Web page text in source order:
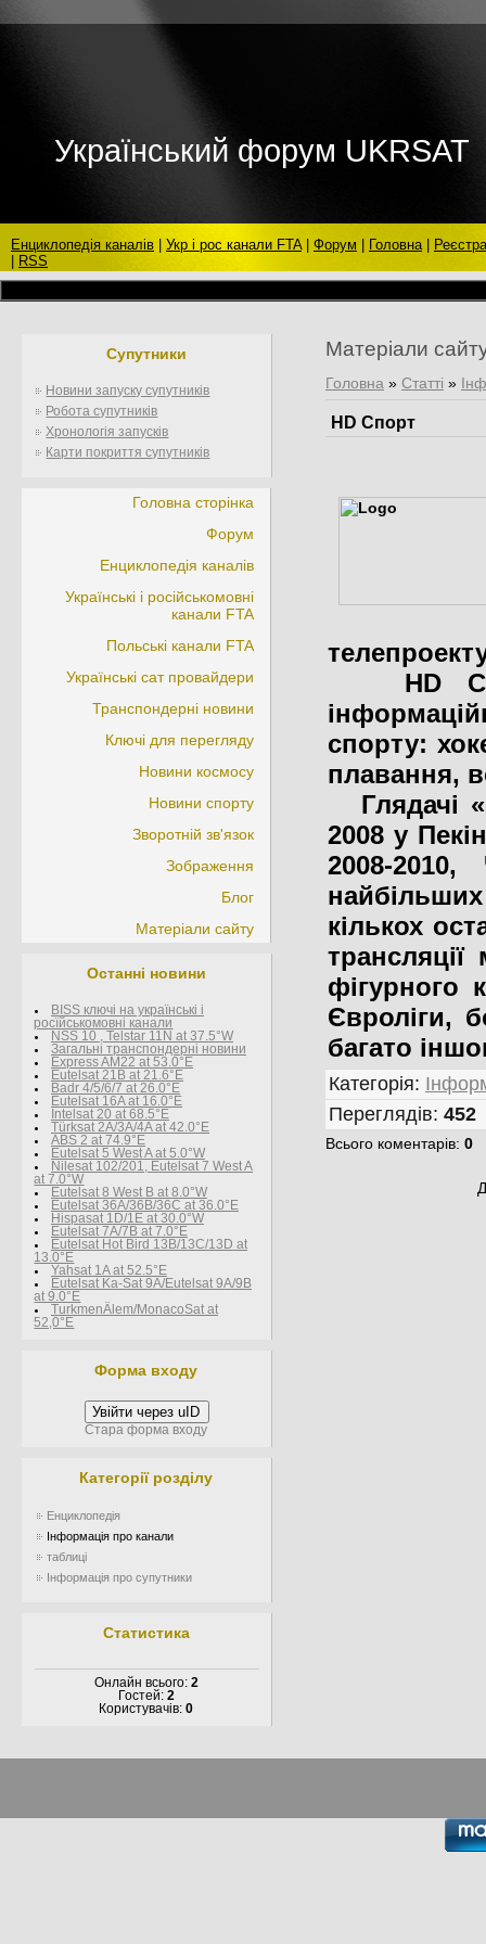
Український форум UKRSAT
Енциклопедія каналів Укр і рос канали FTA| Форум Головна|
RSS
Супутники
Новини запуску супутників
Робота супутників
Хронологія запусків
Карти покриття супутників
Головна сторінка
Форум
Енциклопедія каналів
Українські і російськомовні
канали FTA
Польські канали FTA
Українські сат провайдери
Транспондерні новини
Ключі для перегляду
Новини космосу
Новини спорту
Зворотній зв'язок
Зображення
Блог
Матеріали сайту
Останні новини
BISS ключі на українські і
росїйськомовні канали
NSS 10 , Telstar 11N at 37.5°W
Загальні транспондерні новини
Express AM22 at 53.0°E
Eutelsat 21B at 21.6°E
Badr 4/5/6/7 at 26.0°E
Eutelsat 16A at 16.0°E
Intelsat 20 at 68.5°E
Türksat 2A/3A/4A at 42.0°E
ABS 2 at 74.9°E
Eutelsat 5 West A at 5.0°W
Nilesat 102/201, Eutelsat 7 West A
at 7.0°W
Eutelsat 8 West В at 8.0°W
Eutelsat 36A/36B/36C at 36.0°E
Hispasat 1D/1E at 30.0°W
Eutelsat 7A/7B at 7.0°E
Eutelsat Hot Bird 13B/13C/13D at
13.0°E
Yahsat 1A at 52.5°E
Eutelsat Ka-Sat 9A/Eutelsat 9A/9B
at 9.0°E
TurkmenÄlem/MonacoSat at
52,0°E
Форма входу
Увійти через uID
Стара форма входу
Категорії розділу
Енциклопедія
Інформація про канали
таблиці
Інформація про супутники
Статистика
Онлайн всього: 2
Гостей: 2
Користувачів:0
Матеріали
Головна » Статті »
HD Спорт
HD
спорту:
плавання,
Глядачі
2008 у
2008-
найбільших
кількох
фігурного
Євроліги,
багато
Категорія:
Переглядів: 452
Всього коментарів: 0